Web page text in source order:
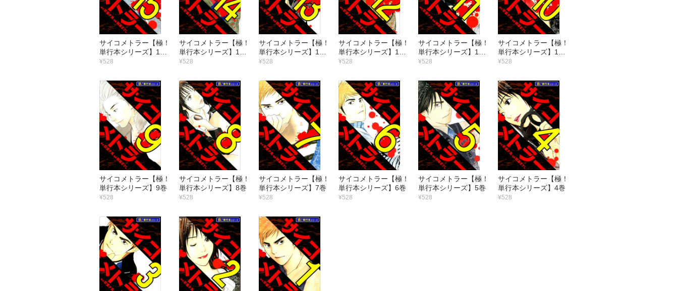
サイコメトラー【極！
単行本シリーズ】15
巻
¥528
サイコメトラー【極！
単行本シリーズ】14
巻
¥528
サイコメトラー【極！
単行本シリーズ】13
巻
¥528
サイコメトラー【極！
単行本シリーズ】12
巻
¥528
サイコメトラー【極！
単行本シリーズ】11
巻
¥528
サイコメトラー【極！
単行本シリーズ】10
巻
¥528
サイコメトラー【極！
単行本シリーズ】9巻
¥528
サイコメトラー【極！
単行本シリーズ】8巻
¥528
サイコメトラー【極！
単行本シリーズ】7巻
¥528
サイコメトラー【極！
単行本シリーズ】6巻
¥528
サイコメトラー【極！
単行本シリーズ】5巻
¥528
サイコメトラー【極！
単行本シリーズ】4巻
¥528